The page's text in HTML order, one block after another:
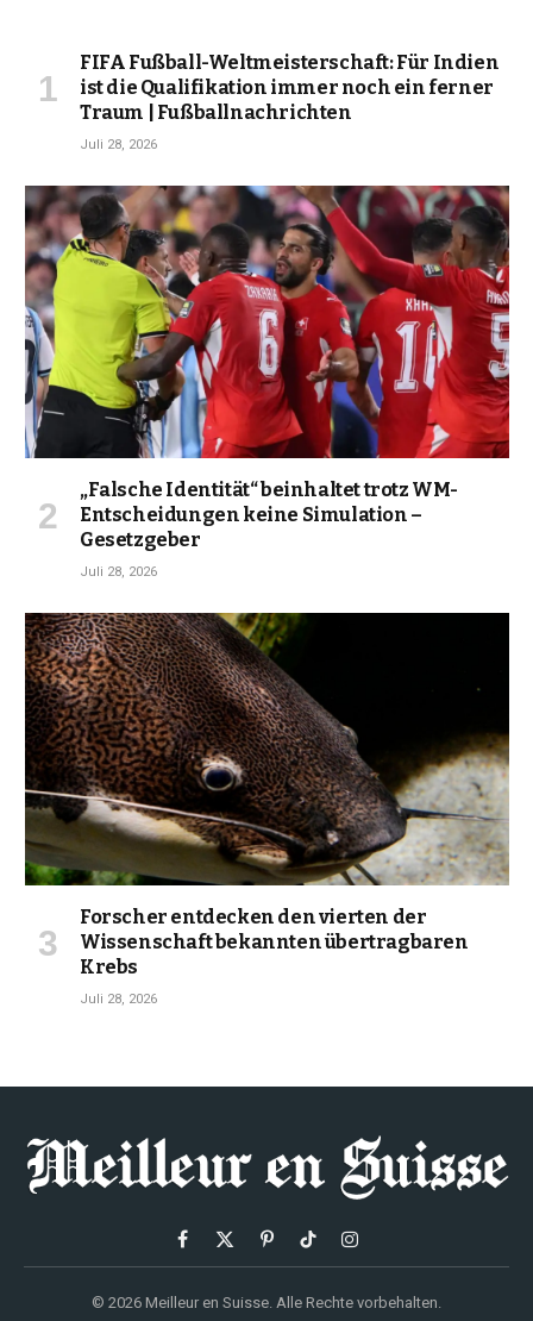
FIFA Fußball-Weltmeisterschaft: Für Indien
ist die Qualifikation immer noch ein ferner
Traum | Fußballnachrichten
Juli 28, 2026
„Falsche Identität“ beinhaltet trotz WM-
Entscheidungen keine Simulation –
Gesetzgeber
Juli 28, 2026
Forscher entdecken den vierten der
Wissenschaft bekannten übertragbaren
Krebs
Juli 28, 2026
Facebook
X
PinterestTikTokInstagram
© 2026 Meilleur en Suisse. Alle Rechte vorbehalten.